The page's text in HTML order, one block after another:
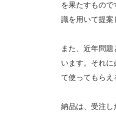
を果たすもの
識を用いて提案
また、近年問
います。それ
て使ってもらえ
納品は、受注し